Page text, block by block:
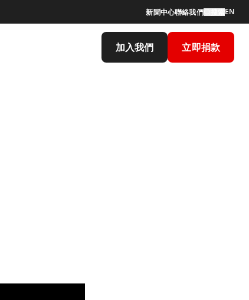
新聞中心聯絡我們 EN
加入我們 立即捐款